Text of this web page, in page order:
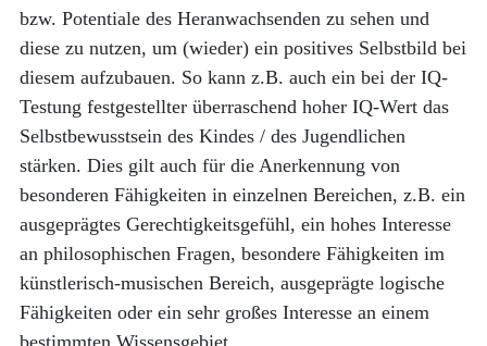
bzw. Potentiale des Heranwachsenden zu sehen und
diese zu nutzen, um (wieder) ein positives Selbstbild bei
diesem aufzubauen. So kann z.B. auch ein bei der IQ-
Testung festgestellter überraschend hoher IQ-Wert das
Selbstbewusstsein des Kindes / des Jugendlichen
stärken. Dies gilt auch für die Anerkennung von
besonderen Fähigkeiten in einzelnen Bereichen, z.B. ein
ausgeprägtes Gerechtigkeitsgefühl, ein hohes Interesse
an philosophischen Fragen, besondere Fähigkeiten im
künstlerisch-musischen Bereich, ausgeprägte logische
Fähigkeiten oder ein sehr großes Interesse an einem